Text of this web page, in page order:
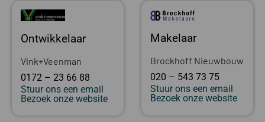
Ontwikkelaar
Vink+Veenman
0172 – 23 66 88
Stuur ons een email
Bezoek onze website
Makelaar
Brockhoff Nieuwbouw
020 – 543 73 75
Stuur ons een email
Bezoek onze website